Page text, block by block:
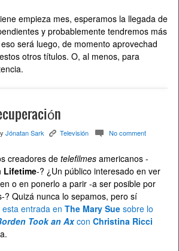
empieza mes, esperamos la llegada de
y probablemente tendremos más
será luego, de momento aprovechad
otros títulos. O, al menos, para
Jónatan Sark K Televisión c No comment
creadores de telefilmes americanos -
Lifetime-? ¿Un público interesado en ver
o en ponerlo a parir -a ser posible por
? Quizá nunca lo sepamos, pero sí
esta entrada en The Mary Sue sobre lo
Took an Axcon Christina Ricci